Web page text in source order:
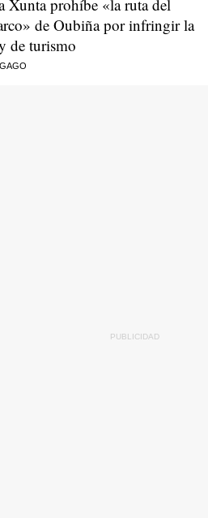
Xunta prohíbe «la ruta del
de Oubiña por infringir la
de turismo